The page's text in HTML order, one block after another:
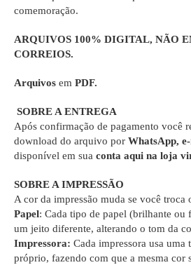
comemoração.
ARQUIVOS 100% DIGITAL, NÃO
CORREIOS.
Arquivos em PDF.
SOBRE A ENTREGA
Após confirmação de pagamento você
download do arquivo por WhatsApp,
disponível em sua conta aqui na loja
SOBRE A IMPRESSÃO
A cor da impressão muda se você troca
Papel: Cada tipo de papel (brilhante ou
um jeito diferente, alterando o tom da
Impressora: Cada impressora usa uma
próprio, fazendo com que a mesma cor